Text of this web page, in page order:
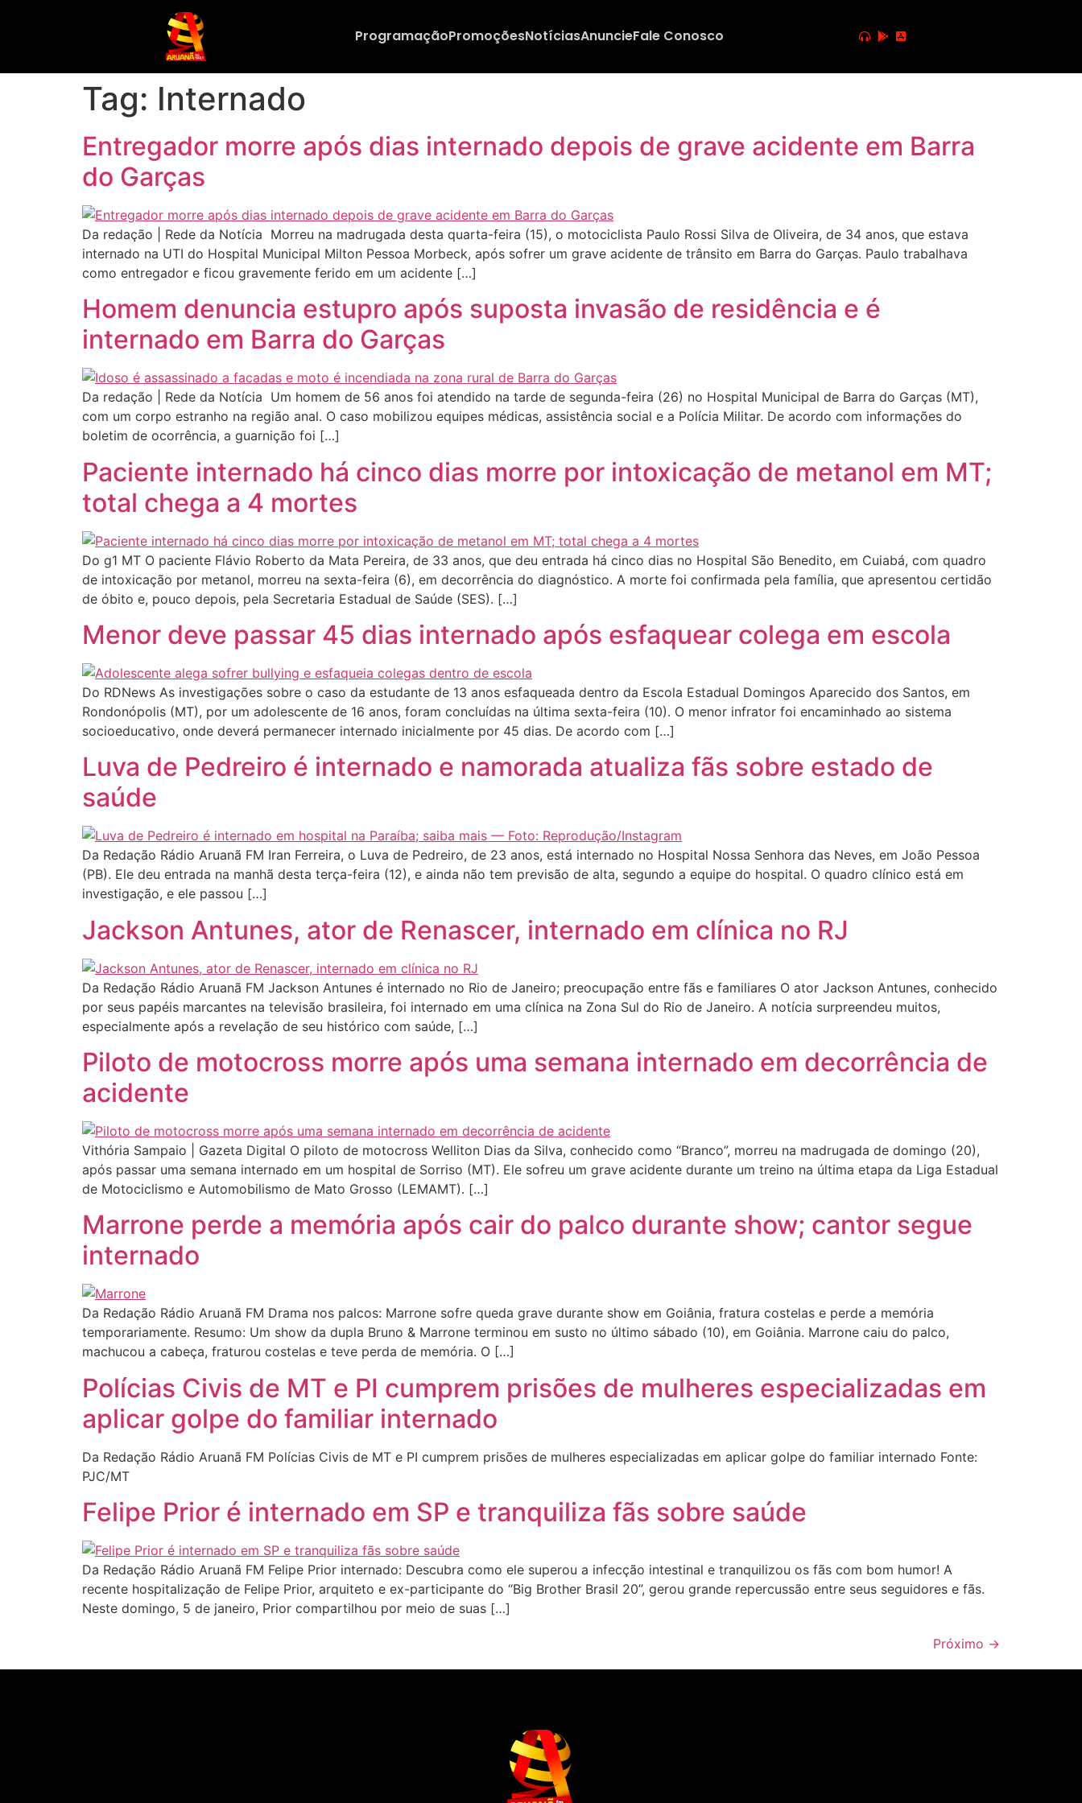
ProgramaçãoPromoçõesNotíciasAnuncieFale Conosco
Tag: Internado
Entregador morre após dias internado depois de grave acidente em Barra
do Garças
Da redação | Rede da Notícia Morreu na madrugada desta quarta-feira (15), o motociclista Paulo Rossi Silva de Oliveira, de 34 anos, que estava
internado na UTI do Hospital Municipal Milton Pessoa Morbeck, após sofrer um grave acidente de trânsito em Barra do Garças. Paulo trabalhava
como entregador e ficou gravemente ferido em um acidente […]
Homem denuncia estupro após suposta invasão de residência e é
internado em Barra do Garças
Da redação | Rede da Notícia Um homem de 56 anos foi atendido na tarde de segunda-feira (26) no Hospital Municipal de Barra do Garças (MT),
com um corpo estranho na região anal. O caso mobilizou equipes médicas, assistência social e a Polícia Militar. De acordo com informações do
boletim de ocorrência, a guarnição foi […]
Paciente internado há cinco dias morre por intoxicação de metanol em MT;
total chega a 4 mortes
Do g1 MT O paciente Flávio Roberto da Mata Pereira, de 33 anos, que deu entrada há cinco dias no Hospital São Benedito, em Cuiabá, com quadro
de intoxicação por metanol, morreu na sexta-feira (6), em decorrência do diagnóstico. A morte foi confirmada pela família, que apresentou certidão
de óbito e, pouco depois, pela Secretaria Estadual de Saúde (SES). […]
Menor deve passar 45 dias internado após esfaquear colega em escola
Do RDNews As investigações sobre o caso da estudante de 13 anos esfaqueada dentro da Escola Estadual Domingos Aparecido dos Santos, em
Rondonópolis (MT), por um adolescente de 16 anos, foram concluídas na última sexta-feira (10). O menor infrator foi encaminhado ao sistema
socioeducativo, onde deverá permanecer internado inicialmente por 45 dias. De acordo com […]
Luva de Pedreiro é internado e namorada atualiza fãs sobre estado de
saúde
Da Redação Rádio Aruanã FM Iran Ferreira, o Luva de Pedreiro, de 23 anos, está internado no Hospital Nossa Senhora das Neves, em João Pessoa
(PB). Ele deu entrada na manhã desta terça-feira (12), e ainda não tem previsão de alta, segundo a equipe do hospital. O quadro clínico está em
investigação, e ele passou […]
Jackson Antunes, ator de Renascer, internado em clínica no RJ
Da Redação Rádio Aruanã FM Jackson Antunes é internado no Rio de Janeiro; preocupação entre fãs e familiares O ator Jackson Antunes, conhecido
por seus papéis marcantes na televisão brasileira, foi internado em uma clínica na Zona Sul do Rio de Janeiro. A notícia surpreendeu muitos,
especialmente após a revelação de seu histórico com saúde, […]
Piloto de motocross morre após uma semana internado em decorrência de
acidente
Vithória Sampaio | Gazeta Digital O piloto de motocross Welliton Dias da Silva, conhecido como “Branco”, morreu na madrugada de domingo (20),
após passar uma semana internado em um hospital de Sorriso (MT). Ele sofreu um grave acidente durante um treino na última etapa da Liga Estadual
de Motociclismo e Automobilismo de Mato Grosso (LEMAMT). […]
Marrone perde a memória após cair do palco durante show; cantor segue
internado
Da Redação Rádio Aruanã FM Drama nos palcos: Marrone sofre queda grave durante show em Goiânia, fratura costelas e perde a memória
temporariamente. Resumo: Um show da dupla Bruno & Marrone terminou em susto no último sábado (10), em Goiânia. Marrone caiu do palco,
machucou a cabeça, fraturou costelas e teve perda de memória. O […]
Polícias Civis de MT e PI cumprem prisões de mulheres especializadas em
aplicar golpe do familiar internado
Da Redação Rádio Aruanã FM Polícias Civis de MT e PI cumprem prisões de mulheres especializadas em aplicar golpe do familiar internado Fonte:
PJC/MT
Felipe Prior é internado em SP e tranquiliza fãs sobre saúde
Da Redação Rádio Aruanã FM Felipe Prior internado: Descubra como ele superou a infecção intestinal e tranquilizou os fãs com bom humor! A
recente hospitalização de Felipe Prior, arquiteto e ex-participante do “Big Brother Brasil 20”, gerou grande repercussão entre seus seguidores e fãs.
Neste domingo, 5 de janeiro, Prior compartilhou por meio de suas […]
Próximo →